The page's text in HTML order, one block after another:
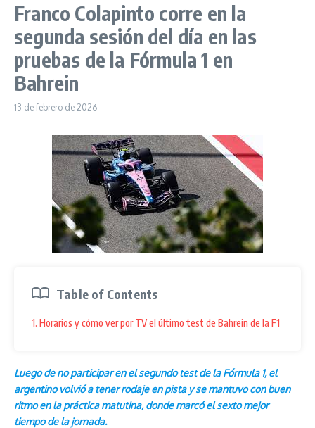
Franco Colapinto corre en la
segunda sesión del día en las
pruebas de la Fórmula 1 en
Bahrein
13 de febrero de 2026
Table of Contents
1. Horarios y cómo ver por TV el último test de Bahrein de la F1
Luego de no participar en el segundo test de la Fórmula 1, el
argentino volvió a tener rodaje en pista y se mantuvo con buen
ritmo en la práctica matutina, donde marcó el sexto mejor
tiempo de la jornada.